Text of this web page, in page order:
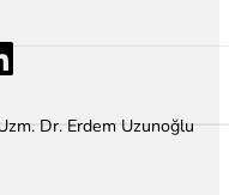
Instagram
on YouTube
us on LinkedIn
Dr. Erdem Uzunoğlu